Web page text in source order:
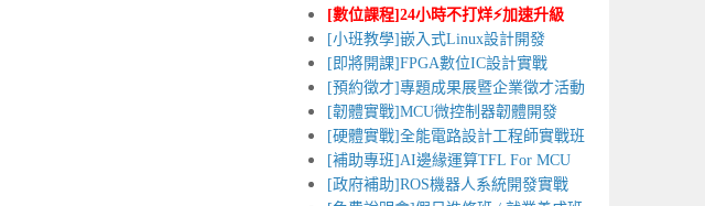
[數位課程]24小時不打烊⚡加速升級
[小班教學]嵌入式Linux設計開發
[即將開課]FPGA數位IC設計實戰
[預約徵才]專題成果展暨企業徵才活動
[韌體實戰]MCU微控制器韌體開發
[硬體實戰]全能電路設計工程師實戰班
[補助專班]AI邊緣運算TFL For MCU
[政府補助]ROS機器人系統開發實戰